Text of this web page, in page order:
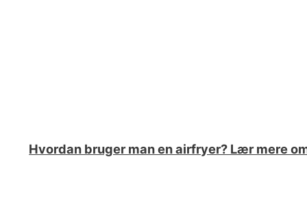
Hvordan bruger man en airfryer? Lær mere